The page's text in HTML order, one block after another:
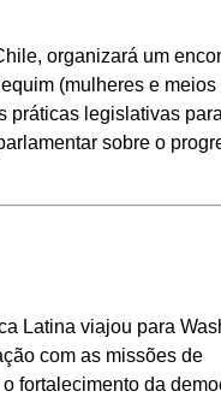
organizará um
(mulheres e meios
práticas legislativas para
sobre o
Latina viajou para
com as missões de
fortalecimento da